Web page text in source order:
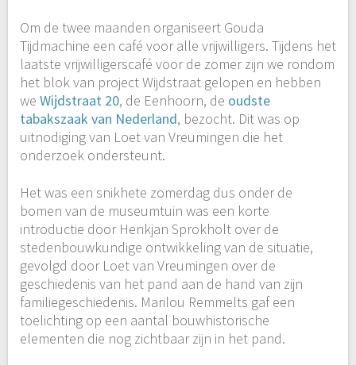
Om de twee maanden organiseert Gouda
Tijdmachine een café voor alle vrijwilligers. Tijdens het
laatste vrijwilligerscafé voor de zomer zijn we rondom
het blok van project Wijdstraat gelopen en hebben
we Wijdstraat 20, de Eenhoorn, de oudste
tabakszaak van Nederland, bezocht. Dit was op
uitnodiging van Loet van Vreumingen die het
onderzoek ondersteunt.
Het was een snikhete zomerdag dus onder de
bomen van de museumtuin was een korte
introductie door Henkjan Sprokholt over de
stedenbouwkundige ontwikkeling van de situatie,
gevolgd door Loet van Vreumingen over de
geschiedenis van het pand aan de hand van zijn
familiegeschiedenis. Marilou Remmelts gaf een
toelichting op een aantal bouwhistorische
elementen die nog zichtbaar zijn in het pand.